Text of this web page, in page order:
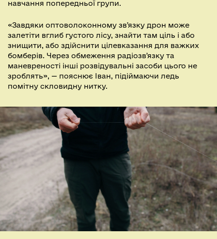
навчання попередньої групи.
«Завдяки оптоволоконному звʼязку дрон може
залетіти вглиб густого лісу, знайти там ціль і або
знищити, або здійснити цілевказання для важких
бомберів. Через обмеження радіозвʼязку та
маневреності інші розвідувальні засоби цього не
зроблять», — пояснює Іван, підіймаючи ледь
помітну скловидну нитку.